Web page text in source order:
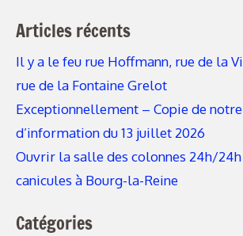
Articles récents
Il y a le feu rue Hoffmann, rue de la
rue de la Fontaine Grelot
Exceptionnellement – Copie de
d’information du 13 juillet 2026
Ouvrir la salle des colonnes 24h/
canicules à Bourg-la-Reine
Catégories